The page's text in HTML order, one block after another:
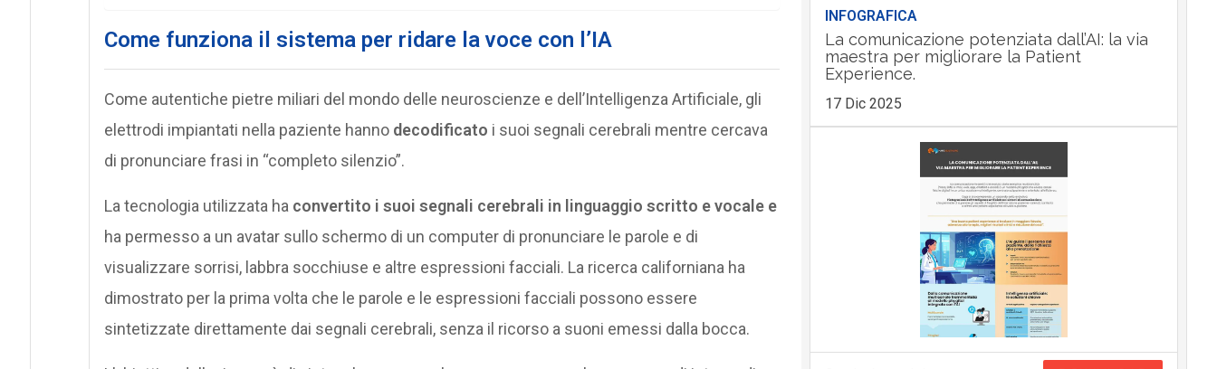
Come funziona il sistema per ridare la voce con l’IA
Come autentiche pietre miliari del mondo delle neuroscienze e dell’Intelligenza Artificiale, gli
elettrodi impiantati nella paziente hanno decodificato i suoi segnali cerebrali mentre cercava
di pronunciare frasi in “completo silenzio”.
La tecnologia utilizzata ha convertito i suoi segnali cerebrali in linguaggio scritto e vocale e
ha permesso a un avatar sullo schermo di un computer di pronunciare le parole e di
visualizzare sorrisi, labbra socchiuse e altre espressioni facciali. La ricerca californiana ha
dimostrato per la prima volta che le parole e le espressioni facciali possono essere
sintetizzate direttamente dai segnali cerebrali, senza il ricorso a suoni emessi dalla bocca.
INFOGRAFICA
La comunicazione potenziata dall’AI: la via
maestra per migliorare la Patient
Experience.
17 Dic 2025